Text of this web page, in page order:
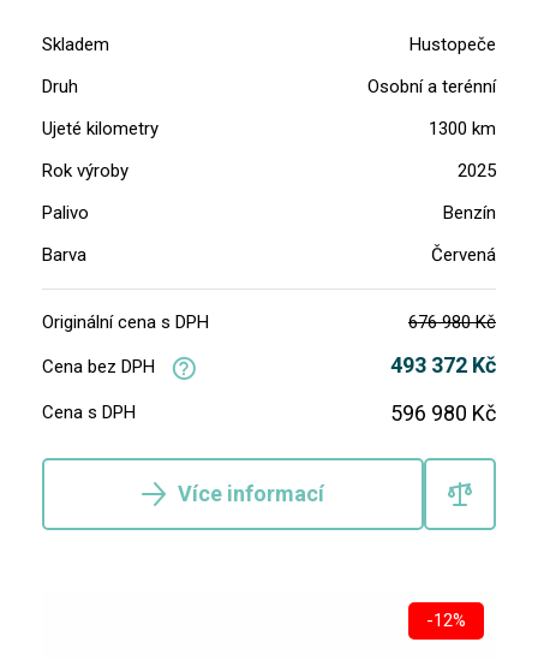
Skladem
Hustopeče
Druh
Osobní a terénní
Ujeté kilometry
1300 km
Rok výroby
2025
Palivo
Benzín
Barva
Červená
Originální cena s DPH 676 980 Kč
Cena bez DPH 493 372 Kč
Cena s DPH 596 980 Kč
Více informací
-12%